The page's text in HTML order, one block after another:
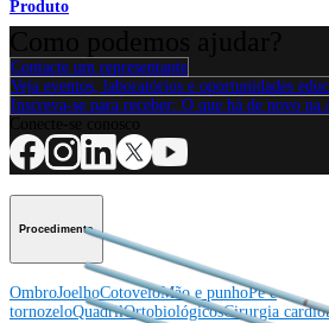
Produto
Contacte um representante
Veja eventos, laboratórios e oportunidades
Inscreva-se para receber: O que há de novo na
Procedimento
OmbroJoelhoCotoveloMão e punhoPé e
tornozeloQuadrilOrtobiológicosCirurgia